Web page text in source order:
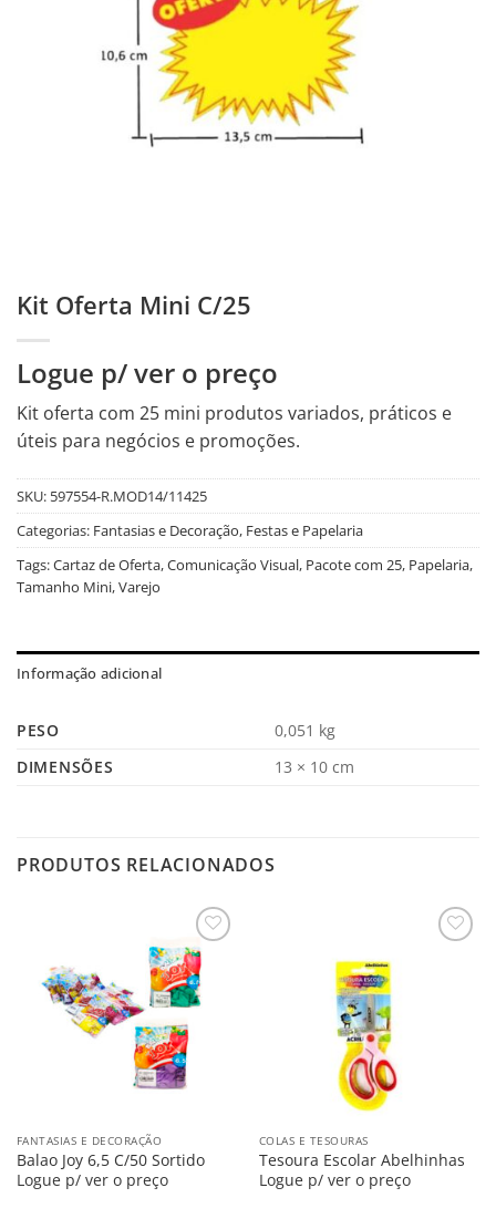
Kit Oferta Mini C/25
Logue p/ ver o preço
Kit oferta com 25 mini produtos variados, práticos e
úteis para negócios e promoções.
SKU: 597554-R.MOD14/11425
Categorias: Fantasias e Decoração, Festas e Papelaria
Tags:Cartaz de Oferta,Comunicação Visual, Pacote com 25, Papelaria,
Tamanho Mini,Varejo
Informação adicional
PESO
0,051 kg
DIMENSÕES
13 × 10 cm
PRODUTOS RELACIONADOS
Salvar
na
Lista
FANTASIAS E DECORAÇÃO
Balao Joy 6,5 C/50 Sortido
Logue p/ ver o preço
COLAS E TESOURAS
Tesoura Escolar Abelhinhas
Logue p/ ver o preço